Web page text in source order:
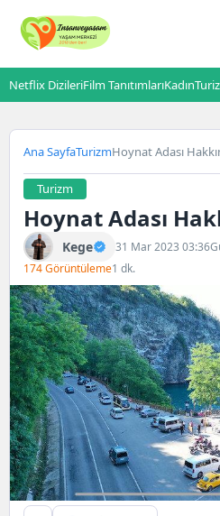
Netflix DizileriFilm TanıtımlarıKadın
Ana SayfaTurizmHoynat Adası
Turizm
Hoynat Adası
Kege 31 Mar 2023 03:36
174 Görüntüleme1 dk.